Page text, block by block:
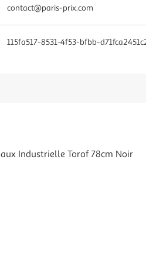
contact@paris-prix.com
115fa517-8531-4f53-bfbb-
Industrielle Torof 78cm Noir